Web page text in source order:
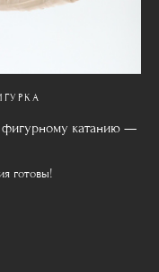
фигурному катанию —
готовы!